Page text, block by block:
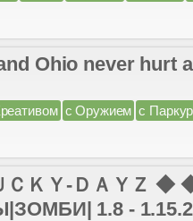
Ohio never hurt
с Оружием с
ＫＹ-ＤＡＹＺ
1.8 -